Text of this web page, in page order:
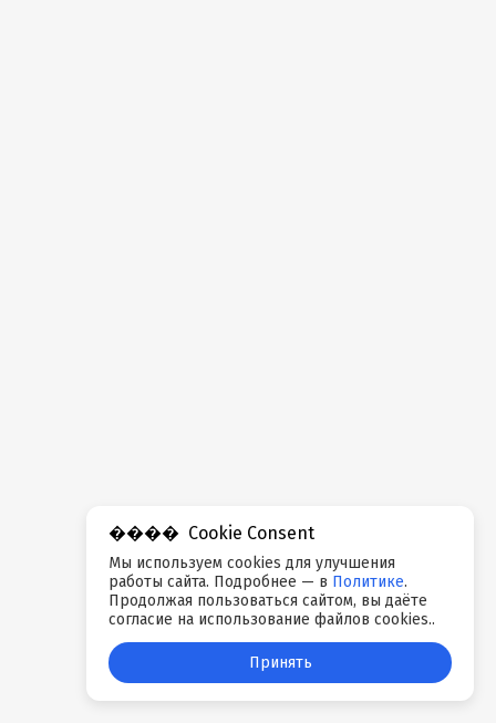
Cookie Consent
Мы используем cookies для улучшения
работы сайта. Подробнее — в Политике.
Продолжая пользоваться сайтом, вы даёте
согласие на использование файлов cookies..
Принять